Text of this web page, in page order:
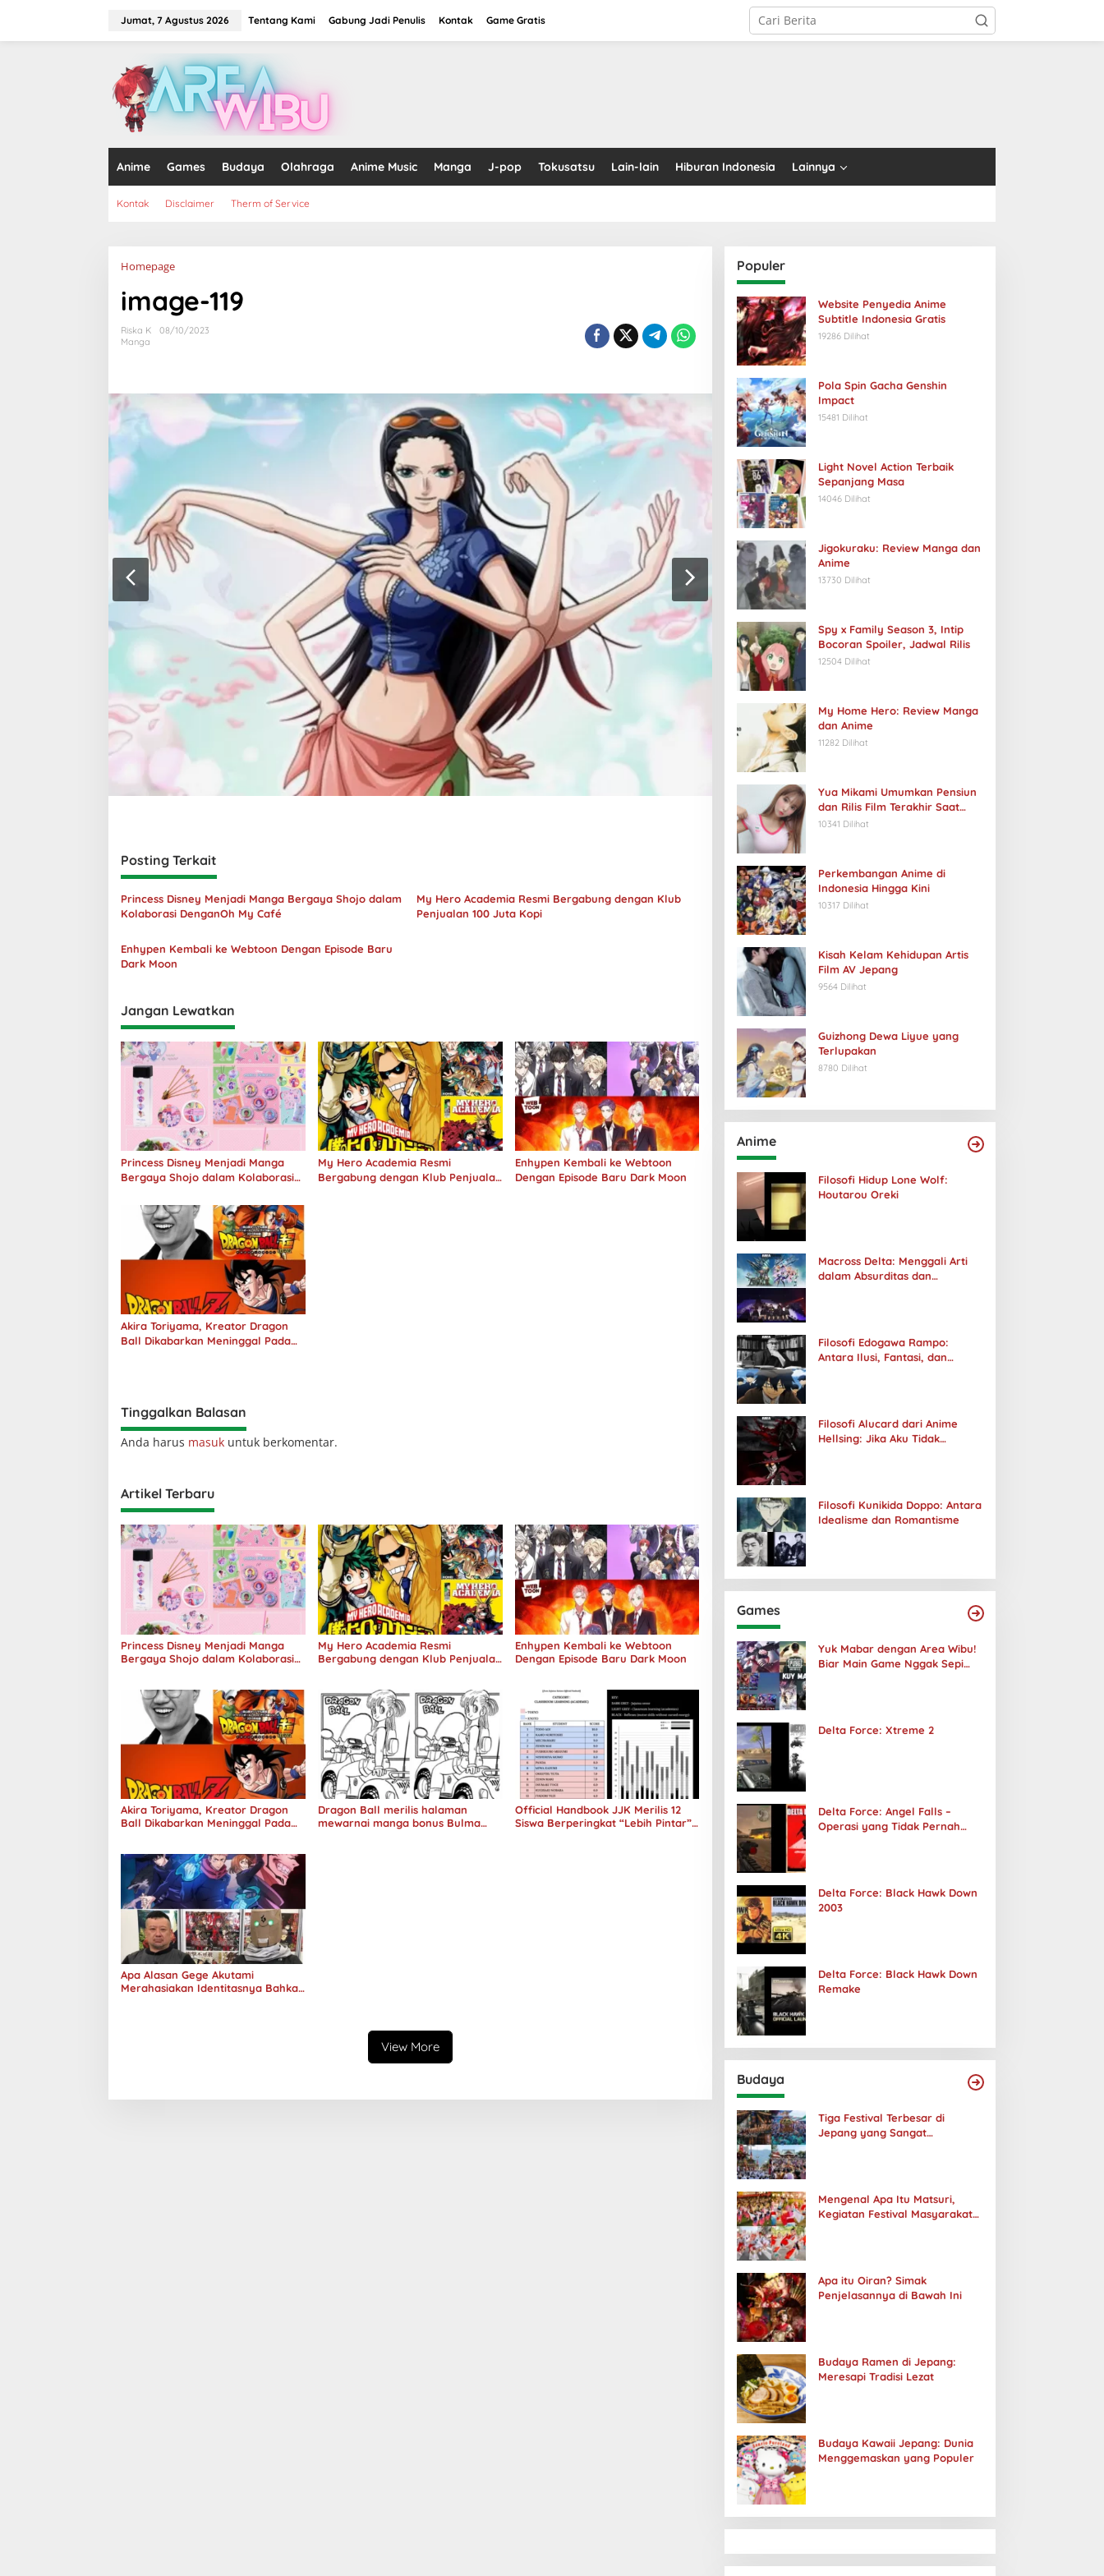
Jumat, 7 Agustus 2026 Tentang Kami Gabung Jadi Penulis Kontak Game Gratis
Anime Games Budaya Olahraga Anime Music Manga J-pop Tokusatsu Lain-lain Hiburan Indonesia Lainnya
Kontak Disclaimer Therm of Service
HomepageLampiran
image-119
Riska K
08/10/2023
Manga
Posting Terkait
Princess Disney Menjadi Manga Bergaya Shojo dalam
Kolaborasi DenganOh My Café
My Hero Academia Resmi Bergabung dengan Klub
Penjualan 100 Juta Kopi
Enhypen Kembali ke Webtoon Dengan Episode Baru
Dark Moon
Jangan Lewatkan
Princess Disney Menjadi Manga
Bergaya Shojo dalam Kolaborasi
My Hero Academia Resmi
Bergabung dengan Klub Penjualan
Enhypen Kembali ke Webtoon
Dengan Episode Baru Dark Moon
Akira Toriyama, Kreator Dragon
Ball Dikabarkan Meninggal Pada
Tinggalkan Balasan
Anda harus masuk untuk berkomentar.
Artikel Terbaru
Princess Disney Menjadi Manga
Bergaya Shojo dalam Kolaborasi
My Hero Academia Resmi
Bergabung dengan Klub Penjualan
Enhypen Kembali ke Webtoon
Dengan Episode Baru Dark Moon
Akira Toriyama, Kreator Dragon
Ball Dikabarkan Meninggal Pada
Dragon Ball merilis halaman
mewarnai manga bonus Bulma
Official Handbook JJK Merilis 12
Siswa Berperingkat “Lebih Pintar”
Apa Alasan Gege Akutami
Merahasiakan Identitasnya Bahkan
View More
Populer
Website Penyedia Anime
Subtitle Indonesia Gratis
19286 Dilihat
Pola Spin Gacha Genshin
Impact
15481 Dilihat
Light Novel Action Terbaik
Sepanjang Masa
14046 Dilihat
Jigokuraku: Review Manga dan
Anime
13730 Dilihat
Spy x Family Season 3, Intip
Bocoran Spoiler, Jadwal Rilis
12504 Dilihat
My Home Hero: Review Manga
dan Anime
11282 Dilihat
Yua Mikami Umumkan Pensiun
dan Rilis Film Terakhir Saat
Ulang Tahun
10341 Dilihat
Perkembangan Anime di
Indonesia Hingga Kini
10317 Dilihat
Kisah Kelam Kehidupan Artis
Film AV Jepang
9564 Dilihat
Guizhong Dewa Liyue yang
Terlupakan
8780 Dilihat
Anime
Filosofi Hidup Lone Wolf:
Houtarou Oreki
Macross Delta: Menggali Arti
dalam Absurditas dan
Filosofi Edogawa Rampo:
Antara Ilusi, Fantasi, dan
Filosofi Alucard dari Anime
Hellsing: Jika Aku Tidak
Filosofi Kunikida Doppo: Antara
Idealisme dan Romantisme
Games
Yuk Mabar dengan Area Wibu!
Biar Main Game Nggak Sepi
Delta Force: Xtreme 2
Delta Force: Angel Falls –
Operasi yang Tidak Pernah
Delta Force: Black Hawk Down
2003
Delta Force: Black Hawk Down
Remake
Budaya
Tiga Festival Terbesar di
Jepang yang Sangat
Mengenal Apa Itu Matsuri,
Kegiatan Festival Masyarakat
Apa itu Oiran? Simak
Penjelasannya di Bawah Ini
Budaya Ramen di Jepang:
Meresapi Tradisi Lezat
Budaya Kawaii Jepang: Dunia
Menggemaskan yang Populer